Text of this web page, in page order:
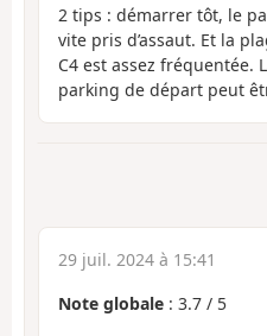
2 tips : démarrer tôt, le
vite pris d’assaut. Et la
C4 est assez fréquentée.
parking de départ peut
29 juil. 2024 à 15:41
Note globale : 3.7 / 5